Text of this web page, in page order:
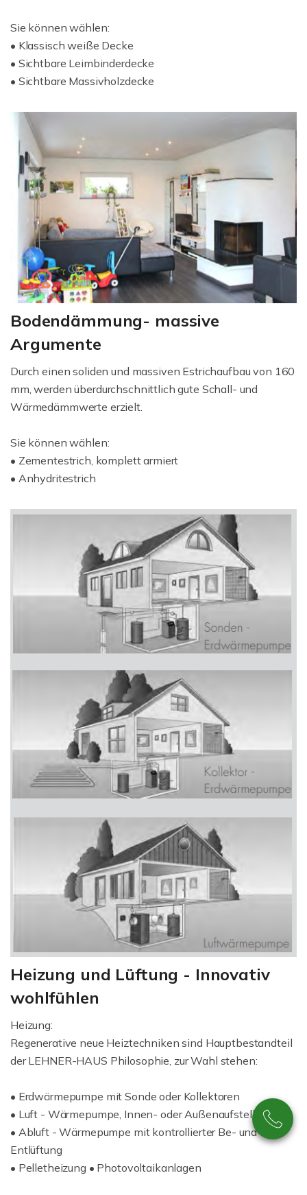
Sie können wählen:
• Klassisch weiße Decke
• Sichtbare Leimbinderdecke
• Sichtbare Massivholzdecke
Bodendämmung- massive
Argumente
Durch einen soliden und massiven Estrichaufbau von 160
mm, werden überdurchschnittlich gute Schall- und
Wärmedämmwerte erzielt.
Sie können wählen:
• Zementestrich, komplett armiert
• Anhydritestrich
Heizung und Lüftung - Innovativ
wohlfühlen
Heizung:
Regenerative neue Heiztechniken sind Hauptbestandteil
der LEHNER-HAUS Philosophie, zur Wahl stehen:
• Erdwärmepumpe mit Sonde oder Kollektoren
• Luft - Wärmepumpe, Innen- oder Außenaufstellung
• Abluft - Wärmepumpe mit kontrollierter Be- und
Entlüftung
• Pelletheizung • Photovoltaikanlagen